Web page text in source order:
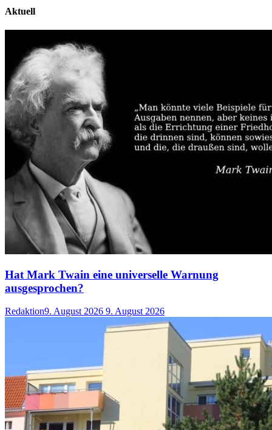
Aktuell
Hat Mark Twain eine universelle Warnung
ausgesprochen?
Redaktion9. August 2026 9. August 2026